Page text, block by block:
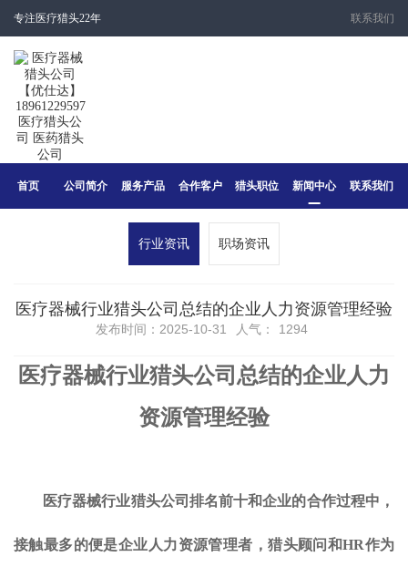
专注医疗猎头22年 联系我们
首页 公司简介 服务产品 合作客户 猎头职位 新闻中心 联系我们
行业资讯 职场资讯
医疗器械行业猎头公司总结的企业人力资源管理经验
发布时间：2025-10-31 人气： 1294
医疗器械行业猎头公司总结的企业人力
资源管理经验
医疗器械行业猎头公司排名前十和企业的合作过程中，
接触最多的便是企业人力资源管理者，猎头顾问和HR作为